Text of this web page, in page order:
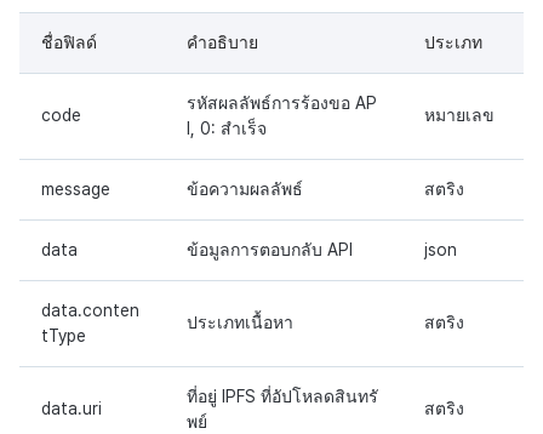
ชื่อฟิลด์ คำอธิบาย ประเภท
code
รหัสผลลัพธ์การร้องขอ AP
I, 0: สำเร็จ
หมายเลข
message ข้อความผลลัพธ์ สตริง
data ข้อมูลการตอบกลับ API json
data.conten
tType
ประเภทเนื้อหา สตริง
data.uri
ที่อยู่ IPFS ที่อัปโหลดสินทรั
พย์
สตริง